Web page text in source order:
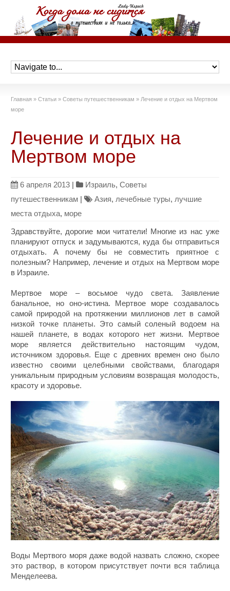
Главная » Статьи » Советы путешественникам » Лечение и отдых на Мертвом
море
Лечение и отдых на
Мертвом море
6 апреля 2013 | Израиль,Советы
путешественникам | Азия, лечебные туры, лучшие
места отдыха, море
Здравствуйте, дорогие мои читатели! Многие из нас уже
планируют отпуск и задумываются, куда бы отправиться
отдыхать. А почему бы не совместить приятное с
полезным? Например, лечение и отдых на Мертвом море
в Израиле.
Мертвое море – восьмое чудо света. Заявление
банальное, но оно-истина. Мертвое море создавалось
самой природой на протяжении миллионов лет в самой
низкой точке планеты. Это самый соленый водоем на
нашей планете, в водах которого нет жизни. Мертвое
море является действительно настоящим чудом,
источником здоровья. Еще с древних времен оно было
известно своими целебными свойствами, благодаря
уникальным природным условиям возвращая молодость,
красоту и здоровье.
Воды Мертвого моря даже водой назвать сложно, скорее
это раствор, в котором присутствует почти вся таблица
Менделеева.